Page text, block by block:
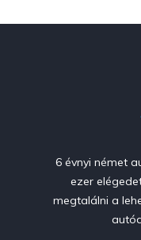
6 évnyi német
ezer
megtalálni a